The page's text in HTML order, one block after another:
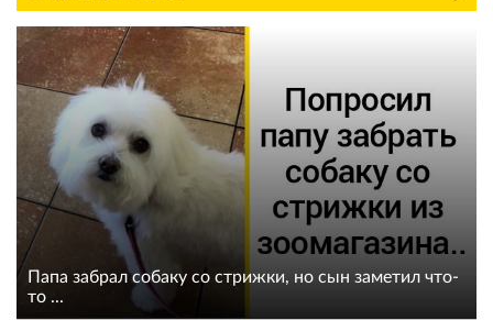
Папа забрал собаку со стрижки, но сын заметил что-
то ...